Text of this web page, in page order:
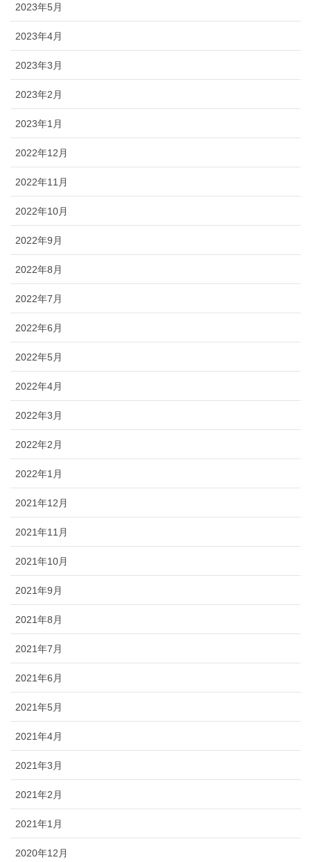
2023年5月
2023年4月
2023年3月
2023年2月
2023年1月
2022年12月
2022年11月
2022年10月
2022年9月
2022年8月
2022年7月
2022年6月
2022年5月
2022年4月
2022年3月
2022年2月
2022年1月
2021年12月
2021年11月
2021年10月
2021年9月
2021年8月
2021年7月
2021年6月
2021年5月
2021年4月
2021年3月
2021年2月
2021年1月
2020年12月